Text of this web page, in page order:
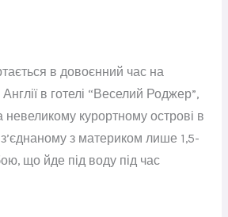
в довоєнний час на
в готелі “Веселий Роджер”,
курортному острові в
з материком лише 1,5-
що йде під воду під час